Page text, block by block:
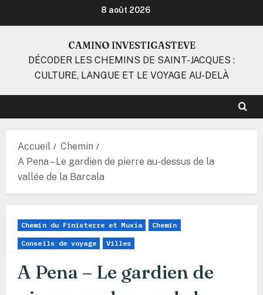
8 août 2026
CAMINO INVESTIGASTEVE
DÉCODER LES CHEMINS DE SAINT-JACQUES :
CULTURE, LANGUE ET LE VOYAGE AU-DELÀ
Accueil
Chemin
A Pena – Le gardien de pierre au-dessus de la
vallée de la Barcala
Chemin du Finisterre et Muxía Chemin
Conseils de voyage Villes
A Pena – Le gardien de